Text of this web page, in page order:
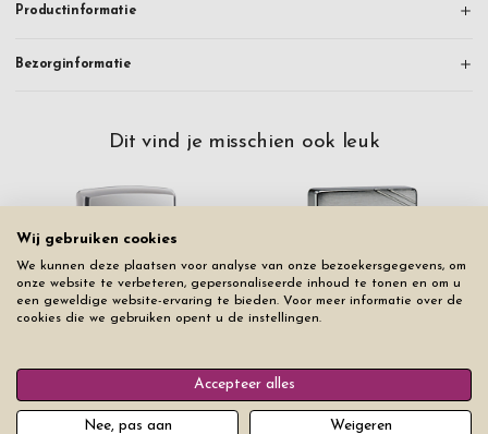
Productinformatie
Bezorginformatie
Dit vind je misschien ook leuk
Zippo Aansteker Black Ice
Zippo Aansteker Replica 1935
w Slashes
Niet op voorraad
Wij gebruiken cookies
We kunnen deze plaatsen voor analyse van onze bezoekersgegevens, om
onze website te verbeteren, gepersonaliseerde inhoud te tonen en om u
een geweldige website-ervaring te bieden. Voor meer informatie over de
cookies die we gebruiken opent u de instellingen.
Accepteer alles
Nee, pas aan Weigeren